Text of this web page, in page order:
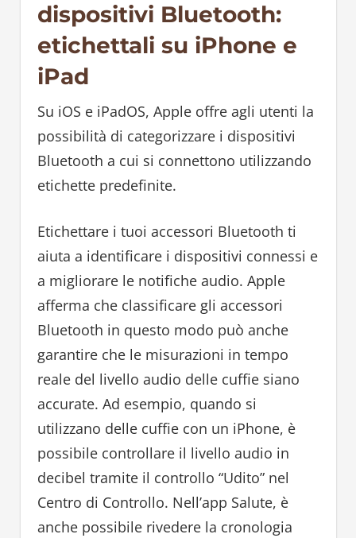
dispositivi Bluetooth:
etichettali su iPhone e
iPad
Su iOS e iPadOS, Apple offre agli utenti la
possibilità di categorizzare i dispositivi
Bluetooth a cui si connettono utilizzando
etichette predefinite.
Etichettare i tuoi accessori Bluetooth ti
aiuta a identificare i dispositivi connessi e
a migliorare le notifiche audio. Apple
afferma che classificare gli accessori
Bluetooth in questo modo può anche
garantire che le misurazioni in tempo
reale del livello audio delle cuffie siano
accurate. Ad esempio, quando si
utilizzano delle cuffie con un iPhone, è
possibile controllare il livello audio in
decibel tramite il controllo “Udito” nel
Centro di Controllo. Nell’app Salute, è
anche possibile rivedere la cronologia